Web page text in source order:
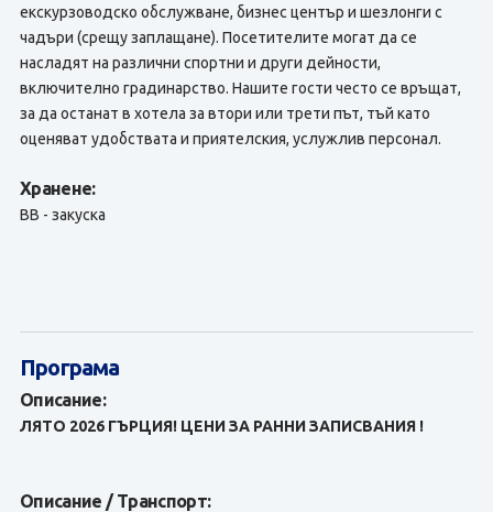
екскурзоводско обслужване, бизнес център и шезлонги с
чадъри (срещу заплащане). Посетителите могат да се
насладят на различни спортни и други дейности,
включително градинарство. Нашите гости често се връщат,
за да останат в хотела за втори или трети път, тъй като
оценяват удобствата и приятелския, услужлив персонал.
Хранене:
BB - закуска
Програма
Описание:
ЛЯТО 2026 ГЪРЦИЯ! ЦЕНИ ЗА РАННИ ЗАПИСВАНИЯ !
Описание / Транспорт: